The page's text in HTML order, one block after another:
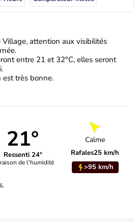
attention aux visibilités
entre 21 et 32°C, elles seront
est très bonne.
21°
Ressenti 24°
de l'humidité
Calme
Rafales25 km/h
>95 km/h